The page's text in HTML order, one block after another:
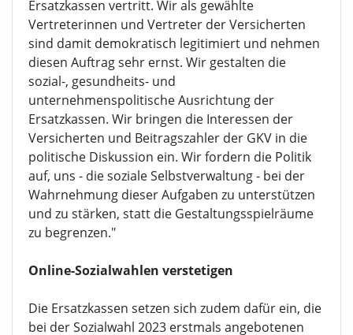
Ersatzkassen vertritt. Wir als gewählte
Vertreterinnen und Vertreter der Versicherten
sind damit demokratisch legitimiert und nehmen
diesen Auftrag sehr ernst. Wir gestalten die
sozial-, gesundheits- und
unternehmenspolitische Ausrichtung der
Ersatzkassen. Wir bringen die Interessen der
Versicherten und Beitragszahler der GKV in die
politische Diskussion ein. Wir fordern die Politik
auf, uns - die soziale Selbstverwaltung - bei der
Wahrnehmung dieser Aufgaben zu unterstützen
und zu stärken, statt die Gestaltungsspielräume
zu begrenzen."
Online-Sozialwahlen verstetigen
Die Ersatzkassen setzen sich zudem dafür ein, die
bei der Sozialwahl 2023 erstmals angebotenen